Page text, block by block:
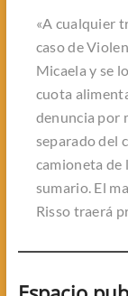
«A cualquier
caso de
Micaela y se
cuota
denuncia por
separado del
camioneta de
sumario. El
Risso traerá